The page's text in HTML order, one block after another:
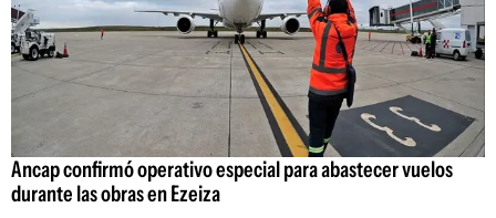
Ancap confirmó operativo especial para abastecer vuelos
durante las obras en Ezeiza